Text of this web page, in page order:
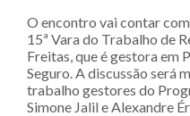
O encontro vai contar
15ª Vara do Trabalho de
Freitas, que é gestora em
Seguro. A discussão será
trabalho gestores do
Simone Jalil e Alexandre